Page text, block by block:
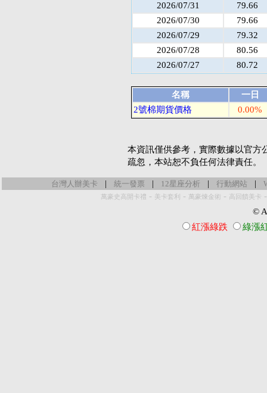
2026/07/31
79.66
2026/07/30
79.66
2026/07/29
79.32
2026/07/28
80.56
2026/07/27
80.72
名稱
一日
2號棉期貨價格
0.00%
本資訊僅供參考，實際數據以官方
疏忽，本站恕不負任何法律責任。
台灣人辦美卡 | 統一發票 | 12星座分析 | 行動網站 |
萬豪史高開卡禮 - 美卡套利 - 萬豪煉金術 - 高回饋美卡
©
紅漲綠跌
綠漲